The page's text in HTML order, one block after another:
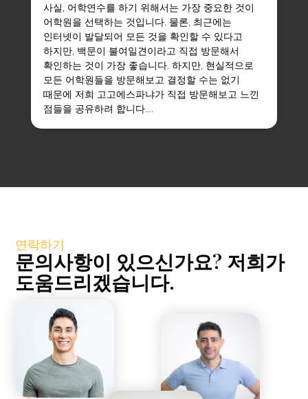
사실, 어학연수를 하기 위해서는 가장 중요한 것이
어학원을 선택하는 것입니다. 물론, 최근에는
인터넷이 발달되어 모든 것을 확인할 수 있다고
하지만, 백문이 불여일견이라고 직접 방문해서
확인하는 것이 가장 좋습니다. 하지만, 현실적으로
모든 어학원들을 방문해보고 결정할 수는 없기
때문에 저희 고고에스파냐가 직접 방문해보고 느낀
점들을 공유하려 합니다....
연락하기
문의사항이 있으신가요? 저희가
도움드리겠습니다.